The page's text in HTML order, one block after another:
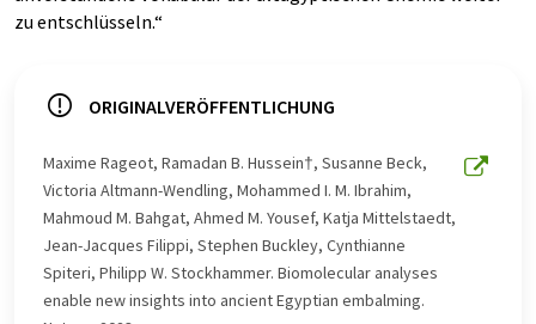
zu entschlüsseln.“
ORIGINALVERÖFFENTLICHUNG
Maxime Rageot, Ramadan B. Hussein†, Susanne Beck,
Victoria Altmann-Wendling, Mohammed I. M. Ibrahim,
Mahmoud M. Bahgat, Ahmed M. Yousef, Katja Mittelstaedt,
Jean-Jacques Filippi, Stephen Buckley, Cynthianne
Spiteri, Philipp W. Stockhammer. Biomolecular analyses
enable new insights into ancient Egyptian embalming.